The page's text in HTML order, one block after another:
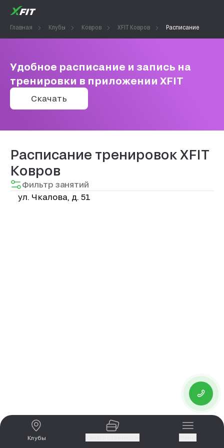
Клубы
Главная Клубы Ковров XFIT Ковров Расписание
Удобное расписание и запись на
тренировки в приложении XFIT
Скачать
Расписание тренировок XFIT
Ковров
Фильтр занятий
ул. Чкалова, д. 51